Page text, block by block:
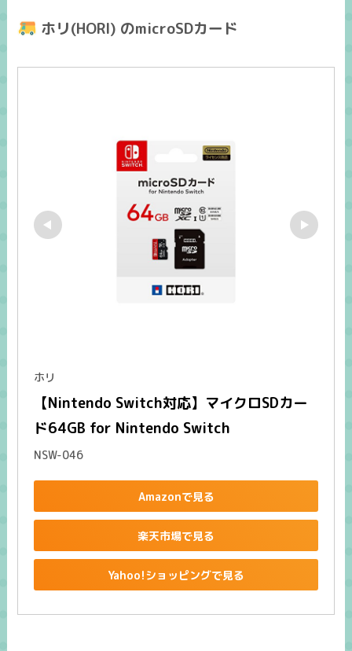
ホリ(HORI) のmicroSDカード
ホリ
【Nintendo Switch対応】マイクロSDカー
ド64GB for Nintendo Switch
NSW-046
Amazonで見る
楽天市場で見る
Yahoo!ショッピングで見る